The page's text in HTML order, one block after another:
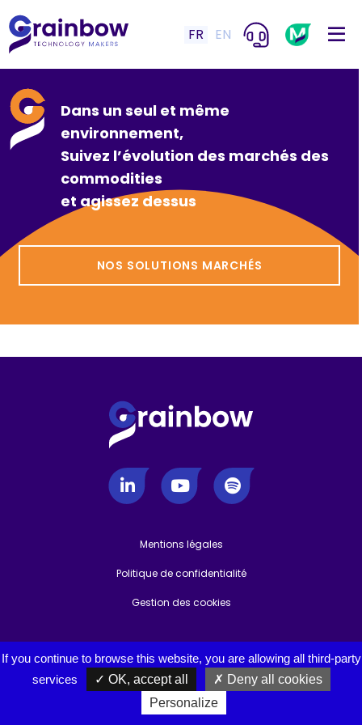
FR EN
Dans un seul et même
environnement,
Suivez l’évolution des marchés des
commodities
et agissez dessus
NOS SOLUTIONS MARCHÉS
Mentions légales
Politique de confidentialité
Gestion des cookies
If you continue to browse this website, you are allowing all third-party
services
OK, accept all
Deny all cookies
Personalize